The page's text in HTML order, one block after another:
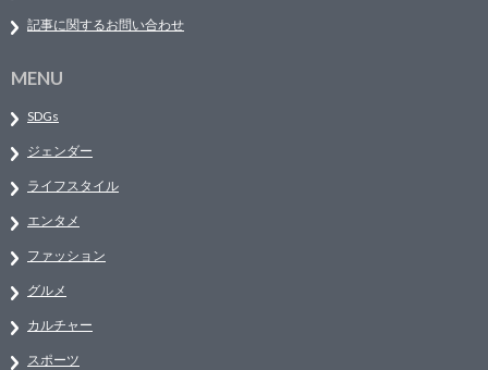
記事に関するお問い合わせ
MENU
SDGs
ジェンダー
ライフスタイル
エンタメ
ファッション
グルメ
カルチャー
スポーツ